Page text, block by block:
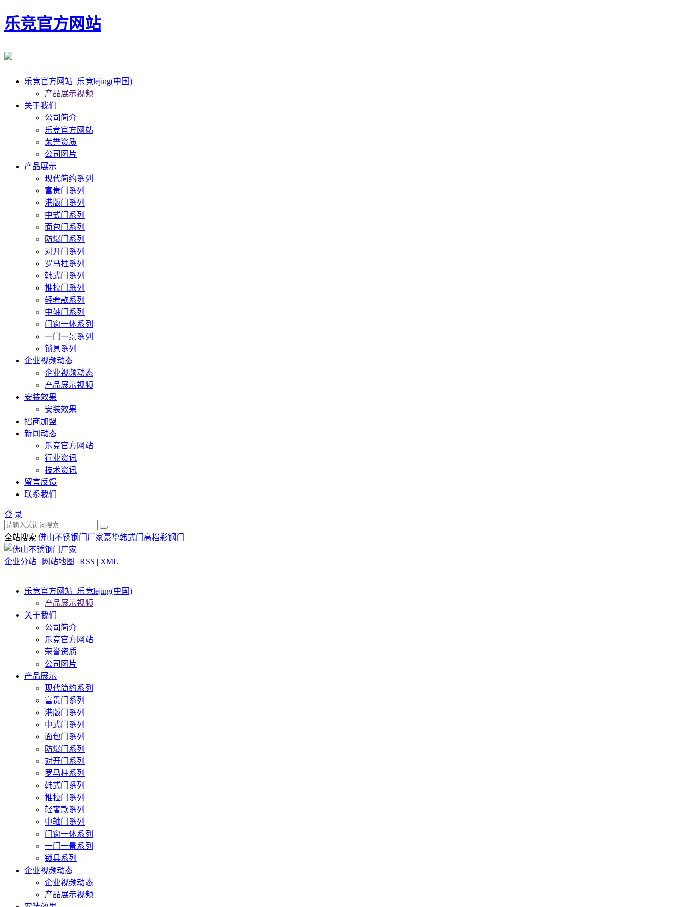
乐竞官方网站
乐竞官方网站_乐竞lejing(中国)
产品展示视频
关于我们
公司简介
乐竞官方网站
荣誉资质
公司图片
产品展示
现代简约系列
富贵门系列
港版门系列
中式门系列
面包门系列
防爆门系列
对开门系列
罗马柱系列
韩式门系列
推拉门系列
轻奢款系列
中轴门系列
门窗一体系列
一门一景系列
锁具系列
企业视频动态
企业视频动态
产品展示视频
安装效果
安装效果
招商加盟
新闻动态
乐竞官方网站
行业资讯
技术资讯
留言反馈
联系我们
登 录
全站搜索 佛山不锈钢门厂家豪华韩式门 高档彩钢门
企业分站 | 网站地图 | RSS | XML
乐竞官方网站_乐竞lejing(中国)
产品展示视频
关于我们
公司简介
乐竞官方网站
荣誉资质
公司图片
产品展示
现代简约系列
富贵门系列
港版门系列
中式门系列
面包门系列
防爆门系列
对开门系列
罗马柱系列
韩式门系列
推拉门系列
轻奢款系列
中轴门系列
门窗一体系列
一门一景系列
锁具系列
企业视频动态
企业视频动态
产品展示视频